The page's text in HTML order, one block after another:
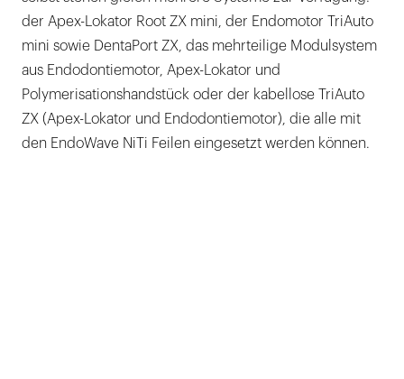
der Apex-Lokator Root ZX mini, der Endomotor TriAuto
mini sowie DentaPort ZX, das mehrteilige Modulsystem
aus Endodontiemotor, Apex-Lokator und
Polymerisationshandstück oder der kabellose TriAuto
ZX (Apex-Lokator und Endodontiemotor), die alle mit
den EndoWave NiTi Feilen eingesetzt werden können.